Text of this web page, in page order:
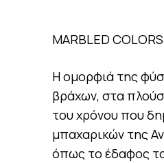
MΑRBLED COLORS
Η ομορφιά της
βράχων, στα
του χρόνου που
μπαχαρικών της
όπως το έδαφος